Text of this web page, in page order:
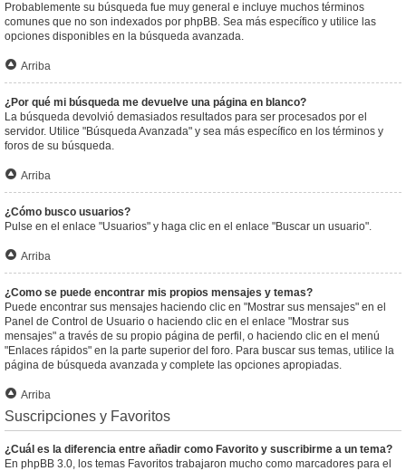
Probablemente su búsqueda fue muy general e incluye muchos términos
comunes que no son indexados por phpBB. Sea más específico y utilice las
opciones disponibles en la búsqueda avanzada.
Arriba
¿Por qué mi búsqueda me devuelve una página en blanco?
La búsqueda devolvió demasiados resultados para ser procesados por el
servidor. Utilice "Búsqueda Avanzada" y sea más específico en los términos y
foros de su búsqueda.
Arriba
¿Cómo busco usuarios?
Pulse en el enlace "Usuarios" y haga clic en el enlace "Buscar un usuario".
Arriba
¿Como se puede encontrar mis propios mensajes y temas?
Puede encontrar sus mensajes haciendo clic en "Mostrar sus mensajes" en el
Panel de Control de Usuario o haciendo clic en el enlace "Mostrar sus
mensajes" a través de su propio página de perfil, o haciendo clic en el menú
"Enlaces rápidos" en la parte superior del foro. Para buscar sus temas, utilice la
página de búsqueda avanzada y complete las opciones apropiadas.
Arriba
Suscripciones y Favoritos
¿Cuál es la diferencia entre añadir como Favorito y suscribirme a un tema?
En phpBB 3.0, los temas Favoritos trabajaron mucho como marcadores para el